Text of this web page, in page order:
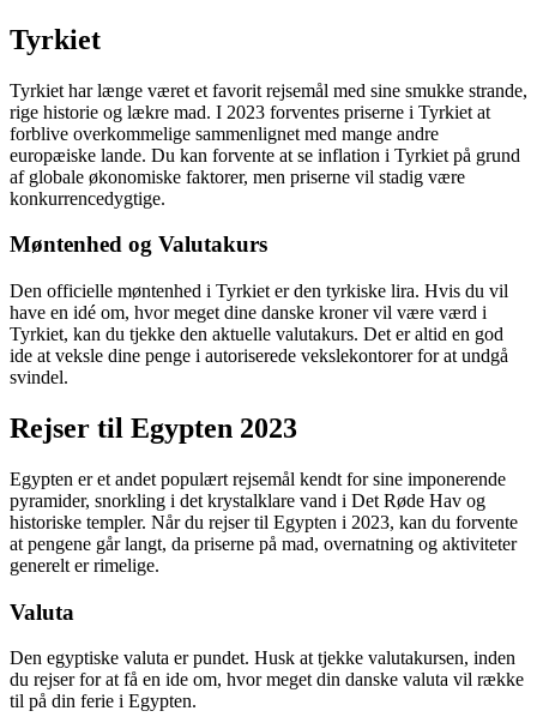
Tyrkiet
Tyrkiet har længe været et favorit rejsemål med sine smukke strande,
rige historie og lækre mad. I 2023 forventes priserne i Tyrkiet at
forblive overkommelige sammenlignet med mange andre
europæiske lande. Du kan forvente at se inflation i Tyrkiet på grund
af globale økonomiske faktorer, men priserne vil stadig være
konkurrencedygtige.
Møntenhed og Valutakurs
Den officielle møntenhed i Tyrkiet er den tyrkiske lira. Hvis du vil
have en idé om, hvor meget dine danske kroner vil være værd i
Tyrkiet, kan du tjekke den aktuelle valutakurs. Det er altid en god
ide at veksle dine penge i autoriserede vekslekontorer for at undgå
svindel.
Rejser til Egypten 2023
Egypten er et andet populært rejsemål kendt for sine imponerende
pyramider, snorkling i det krystalklare vand i Det Røde Hav og
historiske templer. Når du rejser til Egypten i 2023, kan du forvente
at pengene går langt, da priserne på mad, overnatning og aktiviteter
generelt er rimelige.
Valuta
Den egyptiske valuta er pundet. Husk at tjekke valutakursen, inden
du rejser for at få en ide om, hvor meget din danske valuta vil række
til på din ferie i Egypten.